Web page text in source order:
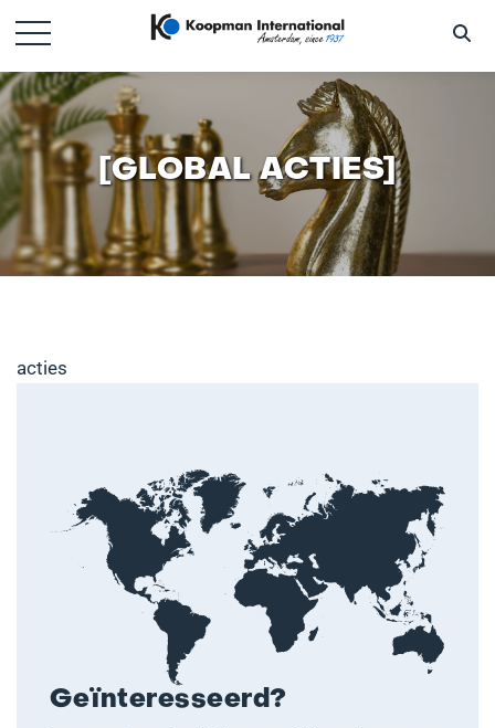
[GLOBAL ACTIES]
acties
Geïnteresseerd?